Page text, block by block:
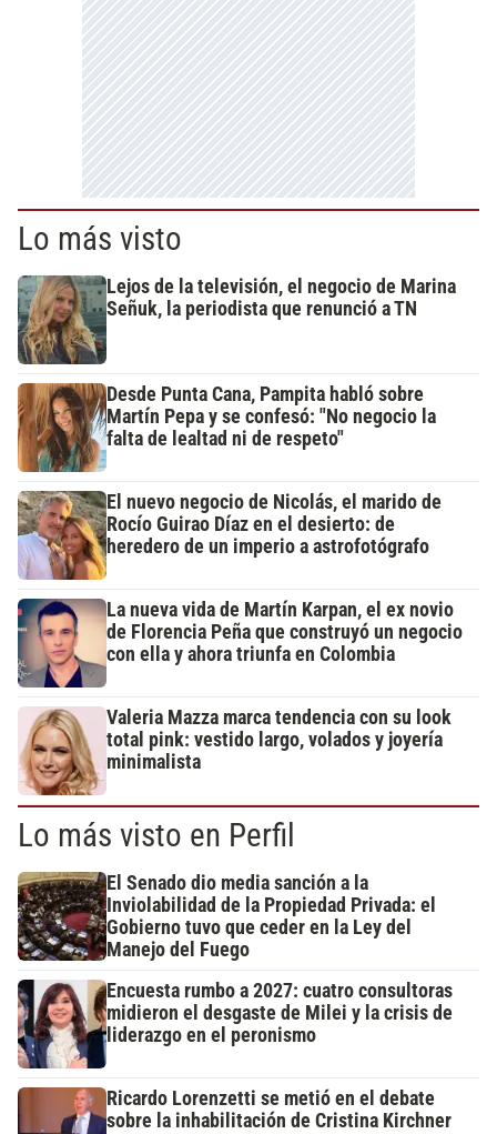
Lo más visto
Lejos de la televisión, el negocio de Marina
Señuk, la periodista que renunció a TN
Desde Punta Cana, Pampita habló sobre
Martín Pepa y se confesó: "No negocio la
falta de lealtad ni de respeto"
El nuevo negocio de Nicolás, el marido de
Rocío Guirao Díaz en el desierto: de
heredero de un imperio a astrofotógrafo
La nueva vida de Martín Karpan, el ex novio
de Florencia Peña que construyó un negocio
con ella y ahora triunfa en Colombia
Valeria Mazza marca tendencia con su look
total pink: vestido largo, volados y joyería
minimalista
Lo más visto en Perfil
El Senado dio media sanción a la
Inviolabilidad de la Propiedad Privada: el
Gobierno tuvo que ceder en la Ley del
Manejo del Fuego
Encuesta rumbo a 2027: cuatro consultoras
midieron el desgaste de Milei y la crisis de
liderazgo en el peronismo
Ricardo Lorenzetti se metió en el debate
sobre la inhabilitación de Cristina Kirchner